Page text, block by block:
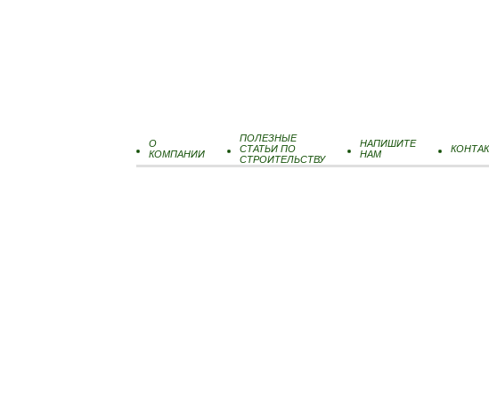
О
КОМПАНИИ
ПОЛЕЗНЫЕ
СТАТЬИ ПО
СТРОИТЕЛЬСТВУ
НАПИШИТЕ
НАМ